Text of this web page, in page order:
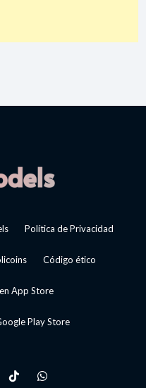
Política de Privacidad
Código ético
App Store
Play Store